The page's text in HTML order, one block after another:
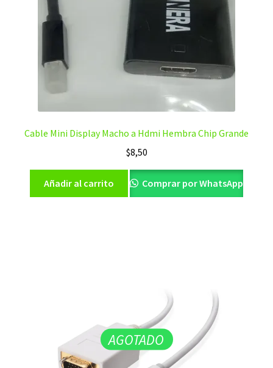
Cable Mini Display Macho a Hdmi Hembra Chip Grande
$8,50
Añadir al carrito Comprar por WhatsApp
AGOTADO